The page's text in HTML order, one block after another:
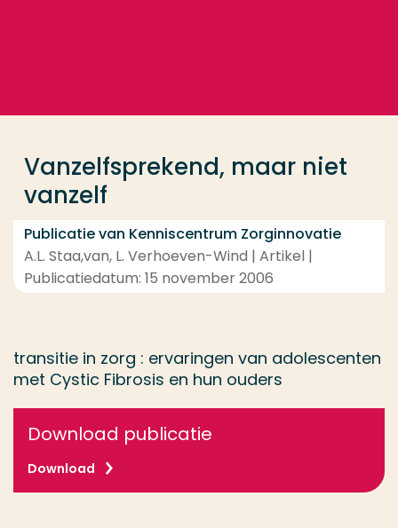
Vanzelfsprekend, maar niet
vanzelf
Publicatie van Kenniscentrum Zorginnovatie
A.L. Staa,van, L. Verhoeven-Wind | Artikel |
Publicatiedatum: 15 november 2006
transitie in zorg : ervaringen van adolescenten
met Cystic Fibrosis en hun ouders
Download publicatie
Download
Opleiding
Contact